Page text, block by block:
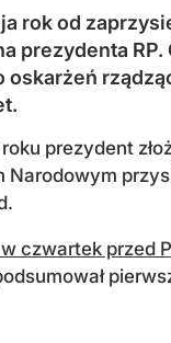
rok od
prezydenta RP.
oskarżeń
prezydent
Narodowym
czwartek przed